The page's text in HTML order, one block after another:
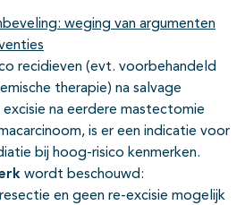
weging van argumenten
recidieven (evt. voorbehandeld
therapie) na salvage
na eerdere mastectomie
is er een indicatie voor
bij hoog-risico kenmerken.
wordt beschouwd:
en geen re-excisie mogelijk